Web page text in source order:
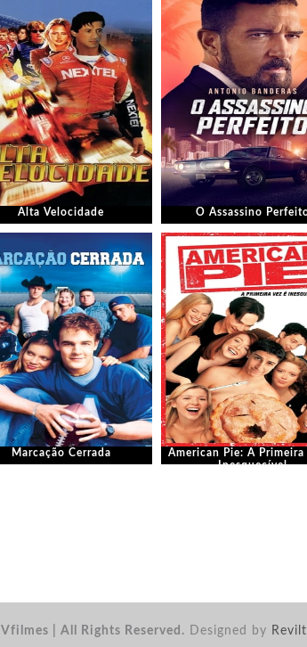
Alta Velocidade O Assassino
Marcação Cerrada
American Pie: A Primeira
Inesquecível
| All Rights Reserved. Designed by